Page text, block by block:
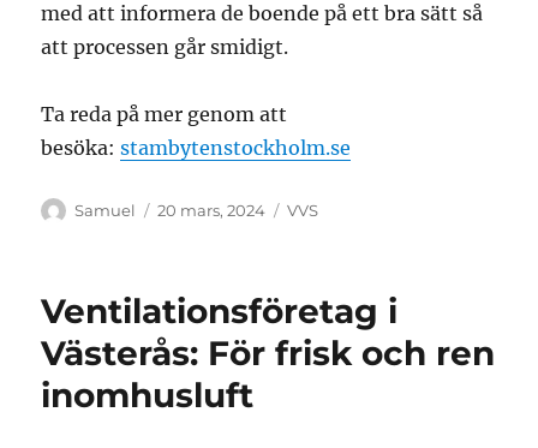
med att informera de boende på ett bra sätt så
att processen går smidigt.
Ta reda på mer genom att
besöka:stambytenstockholm.se
Författare
Samuel
Publicerat
20 mars, 2024 Kategorier
VVS
Ventilationsföretag i
Västerås: För frisk och ren
inomhusluft